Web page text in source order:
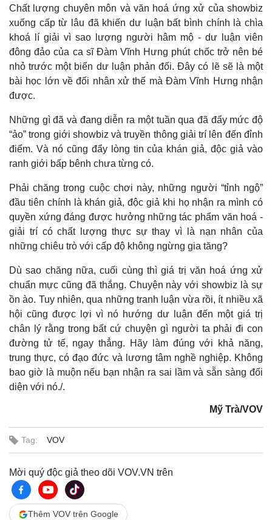
Tỷ giá
Chứng khoán
Giá cà phê
Tin nóng
Tư vấn luật
Việt Nam
Chất lượng chuyên môn và văn hoá ứng xử của showbiz
xuống cấp từ lâu đã khiến dư luận bất bình chính là chìa
khoá lí giải vì sao lượng người hâm mộ - dư luận viên
đông đảo của ca sĩ Đàm Vĩnh Hưng phút chốc trở nên bé
nhỏ trước một biển dư luận phản đối. Đây có lẽ sẽ là một
bài học lớn về đối nhân xử thế mà Đàm Vĩnh Hưng nhận
được.
Những gì đã và đang diễn ra một tuần qua đã đẩy mức độ
“ảo” trong giới showbiz và truyền thông giải trí lên đến đỉnh
điểm. Và nó cũng đẩy lòng tin của khán giả, độc giả vào
ranh giới bấp bênh chưa từng có.
Phải chăng trong cuộc chơi này, những người “tỉnh ngộ”
đầu tiên chính là khán giả, độc giả khi họ nhận ra mình có
quyền xứng đáng được hưởng những tác phẩm văn hoá -
giải trí có chất lượng thực sự thay vì là nạn nhân của
những chiêu trò với cấp độ không ngừng gia tăng?
Dù sao chăng nữa, cuối cùng thì giá trị văn hoá ứng xử
chuẩn mực cũng đã thắng. Chuyện này với showbiz là sự
ồn ào. Tuy nhiên, qua những tranh luận vừa rồi, ít nhiều xã
hội cũng được lợi vì nó hướng dư luận đến một giá trị
chân lý rằng trong bất cứ chuyện gì người ta phải đi con
đường tử tế, ngay thẳng. Hãy làm đúng với khả năng,
trung thực, có đạo đức và lương tâm nghề nghiệp. Không
bao giờ là muộn nếu bạn nhận ra sai lầm và sẵn sàng đối
diện với nó./.
Mỹ Trà/VOV
Tag: VOV
Mời quý độc giả theo dõi VOV.VN trên
Thêm VOV trên Google